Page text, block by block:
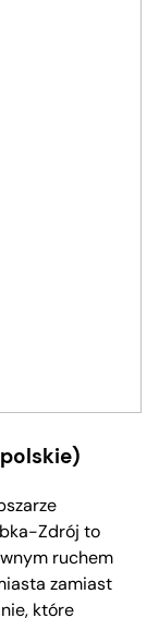
Zdrój to
ruchem
zamiast
które